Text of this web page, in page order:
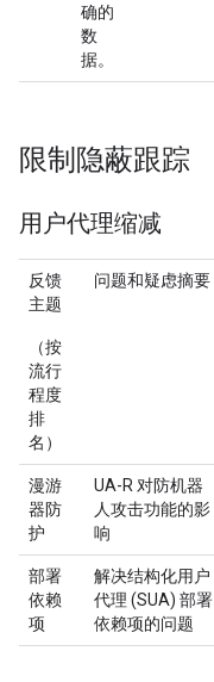
确的
数
据。
限制隐蔽跟踪
用户代理缩减
反馈
主题
（按
流行
程度
排
名）
问题和疑虑摘要
漫游
器防
护
UA-R 对防机器
人攻击功能的影
响
部署
依赖
项
解决结构化用户
代理 (SUA) 部署
依赖项的问题